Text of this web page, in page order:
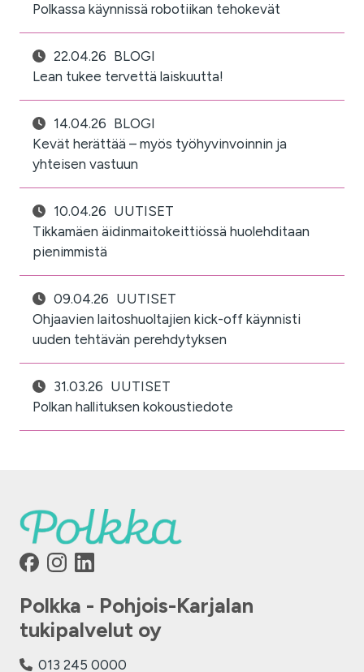
Polkassa käynnissä robotiikan tehokevät
22.04.26 BLOGI
Lean tukee tervettä laiskuutta!
14.04.26 BLOGI
Kevät herättää – myös työhyvinvoinnin ja
yhteisen vastuun
10.04.26 UUTISET
Tikkamäen äidinmaitokeittiössä huolehditaan
pienimmistä
09.04.26 UUTISET
Ohjaavien laitoshuoltajien kick-off käynnisti
uuden tehtävän perehdytyksen
31.03.26 UUTISET
Polkan hallituksen kokoustiedote
Polkka - Pohjois-Karjalan
tukipalvelut oy
013 245 0000